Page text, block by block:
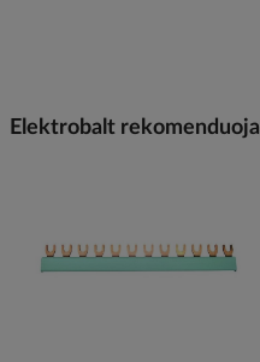
Elektrobalt rekomenduoja